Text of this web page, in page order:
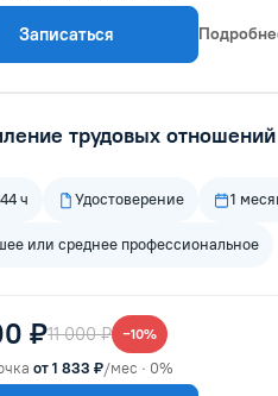
Записаться
трудовых
ч Удостоверение 1
или среднее профессиональное
₽11 000 ₽ −10%
от 1 833 ₽/мес · 0%